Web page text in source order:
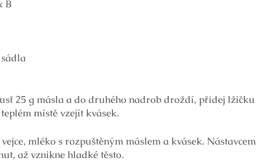
B
25 g másla a do druhého nadrob droždí, přidej lžičku
místě vzejít kvásek.
mléko s rozpuštěným máslem a kvásek. Nástavcem
až vznikne hladké těsto.